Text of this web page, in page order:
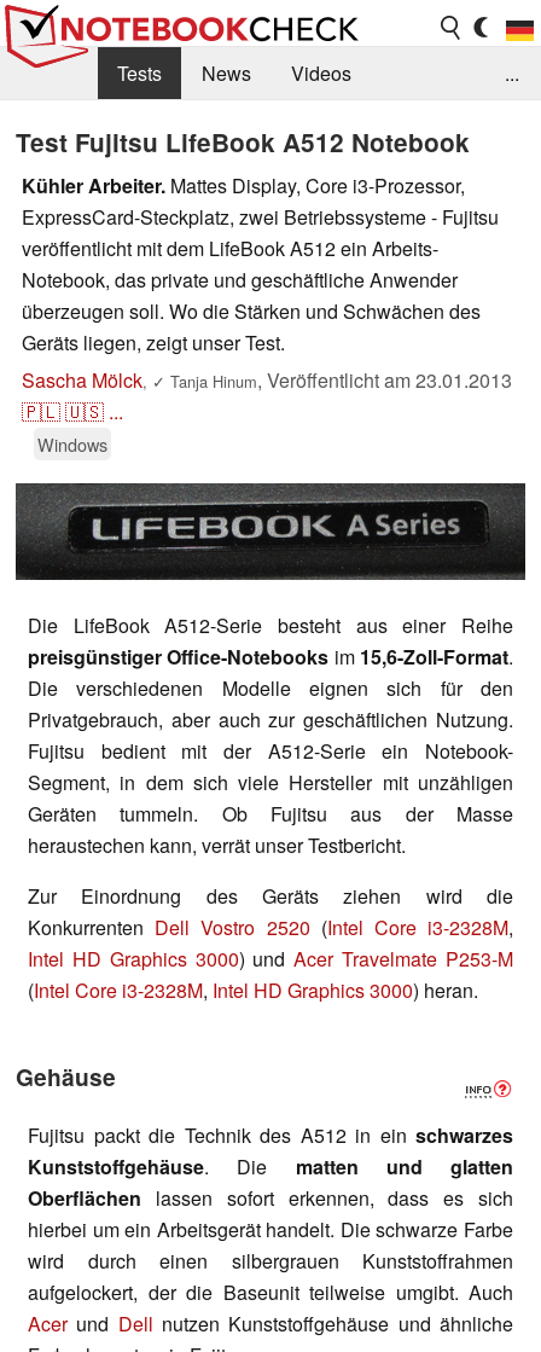
Tests News
Videos
Kaufberatung
Deals Suche
Jobs
Forum
...
Test Fujitsu LifeBook A512 Notebook
Kühler Arbeiter. Mattes Display, Core i3-Prozessor,
ExpressCard-Steckplatz, zwei Betriebssysteme - Fujitsu
veröffentlicht mit dem LifeBook A512 ein Arbeits-
Notebook, das private und geschäftliche Anwender
überzeugen soll. Wo die Stärken und Schwächen des
Geräts liegen, zeigt unser Test.
Sascha Mölck, ✓ Tanja Hinum, Veröffentlicht am23.01.2013
🇵🇱🇺🇸 ...
Windows
Die LifeBook A512-Serie besteht aus einer Reihe
preisgünstiger Office-Notebooks im 15,6-Zoll-Format.
Die verschiedenen Modelle eignen sich für den
Privatgebrauch, aber auch zur geschäftlichen Nutzung.
Fujitsu bedient mit der A512-Serie ein Notebook-
Segment, in dem sich viele Hersteller mit unzähligen
Geräten tummeln. Ob Fujitsu aus der Masse
heraustechen kann, verrät unser Testbericht.
Zur Einordnung des Geräts ziehen wird die
Konkurrenten Dell Vostro 2520 (Intel Core i3-2328M,
Intel HD Graphics 3000) undAcer Travelmate P253-M
(Intel Core i3-2328M, Intel HD Graphics 3000) heran.
Gehäuse
Fujitsu packt die Technik des A512 in ein schwarzes
Kunststoffgehäuse. Die matten und glatten
Oberflächen lassen sofort erkennen, dass es sich
hierbei um ein Arbeitsgerät handelt. Die schwarze Farbe
wird durch einen silbergrauen Kunststoffrahmen
aufgelockert, der die Baseunit teilweise umgibt. Auch
Acerund Dell nutzen Kunststoffgehäuse und ähnliche